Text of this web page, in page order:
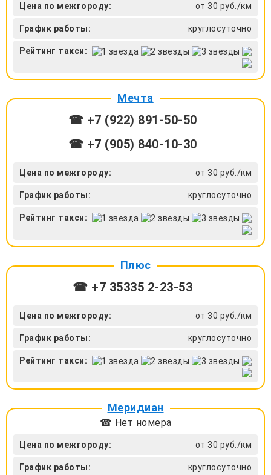
Цена по межгороду: от 30 руб./км
График работы: круглосуточно
Рейтинг такси:
Мечта
☎ +7 (922) 891-50-50
☎ +7 (905) 840-10-30
Цена по межгороду: от 30 руб./км
График работы: круглосуточно
Рейтинг такси:
Плюс
☎ +7 35335 2-23-53
Цена по межгороду: от 30 руб./км
График работы: круглосуточно
Рейтинг такси:
Меридиан
☎ Нет номера
Цена по межгороду: от 30 руб./км
График работы: круглосуточно